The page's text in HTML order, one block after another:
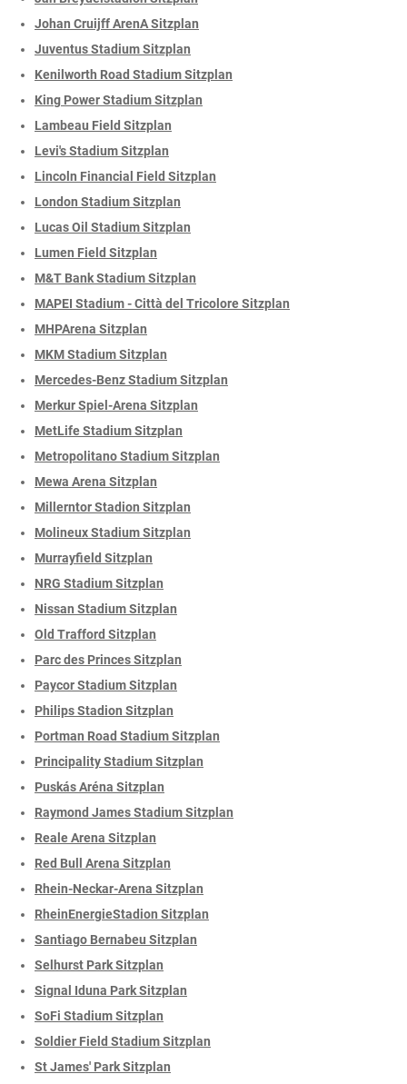
Johan Cruijff ArenA Sitzplan
Juventus Stadium Sitzplan
Kenilworth Road Stadium Sitzplan
King Power Stadium Sitzplan
Lambeau Field Sitzplan
Levi's Stadium Sitzplan
Lincoln Financial Field Sitzplan
London Stadium Sitzplan
Lucas Oil Stadium Sitzplan
Lumen Field Sitzplan
M&T Bank Stadium Sitzplan
MAPEI Stadium - Città del Tricolore Sitzplan
MHPArena Sitzplan
MKM Stadium Sitzplan
Mercedes-Benz Stadium Sitzplan
Merkur Spiel-Arena Sitzplan
MetLife Stadium Sitzplan
Metropolitano Stadium Sitzplan
Mewa Arena Sitzplan
Millerntor Stadion Sitzplan
Molineux Stadium Sitzplan
Murrayfield Sitzplan
NRG Stadium Sitzplan
Nissan Stadium Sitzplan
Old Trafford Sitzplan
Parc des Princes Sitzplan
Paycor Stadium Sitzplan
Philips Stadion Sitzplan
Portman Road Stadium Sitzplan
Principality Stadium Sitzplan
Puskás Aréna Sitzplan
Raymond James Stadium Sitzplan
Reale Arena Sitzplan
Red Bull Arena Sitzplan
Rhein-Neckar-Arena Sitzplan
RheinEnergieStadion Sitzplan
Santiago Bernabeu Sitzplan
Selhurst Park Sitzplan
Signal Iduna Park Sitzplan
SoFi Stadium Sitzplan
Soldier Field Stadium Sitzplan
St James' Park Sitzplan